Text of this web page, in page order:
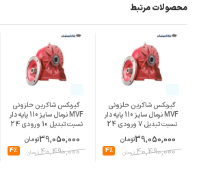
محصولات مرتبط
گیربکس شاکرین حلزونی
MVF نرمال سایز 110 پایه دار
نسبت تبدیل 7 ورودی 24
پوسته چدن
39,050,000تومان
40,490,000تومان 4%
گیربکس شاکرین حلزونی
MVF نرمال سایز 110 پایه دار
نسبت تبدیل 10 ورودی 24
پوسته چدن
39,050,000تومان
40,490,000تومان 4%